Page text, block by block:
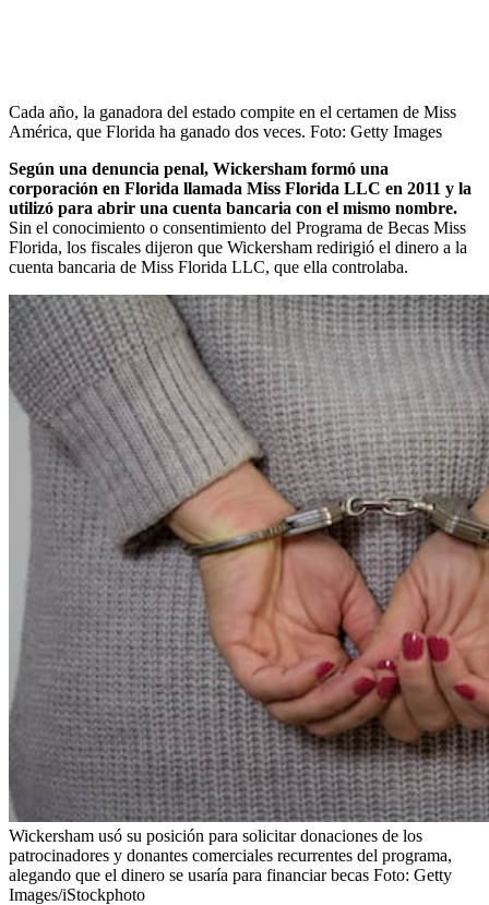
Cada año, la ganadora del estado compite en el certamen de Miss
América, que Florida ha ganado dos veces. Foto: Getty Images
Según una denuncia penal, Wickersham formó una
corporación en Florida llamada Miss Florida LLC en 2011 y la
utilizó para abrir una cuenta bancaria con el mismo nombre.
Sin el conocimiento o consentimiento del Programa de Becas Miss
Florida, los fiscales dijeron que Wickersham redirigió el dinero a la
cuenta bancaria de Miss Florida LLC, que ella controlaba.
Wickersham usó su posición para solicitar donaciones de los
patrocinadores y donantes comerciales recurrentes del programa,
alegando que el dinero se usaría para financiar becas Foto: Getty
Images/iStockphoto